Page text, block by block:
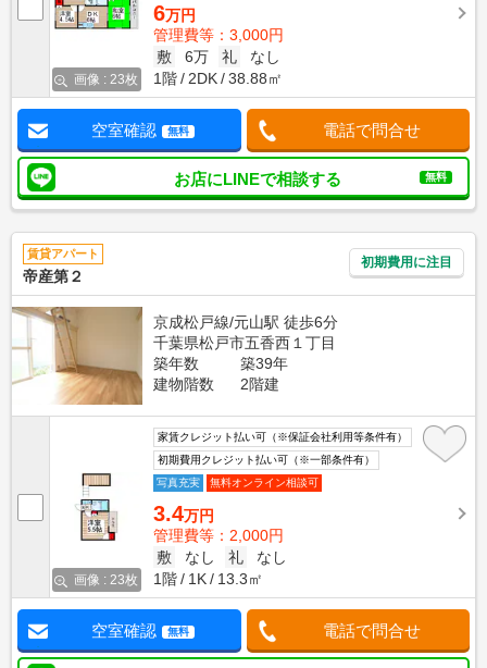
画像 : 23枚
6万円
管理費等：3,000円
敷
6万 礼
なし
1階
2DK 38.88㎡
空室確認 無料 電話で問合せ
お店にLINEで相談する 無料
賃貸アパート
帝産第２
初期費用に注目
京成松戸線/元山駅 徒歩6分
千葉県松戸市五香西１丁目
築年数
築39年
建物階数
2階建
画像 : 23枚
家賃クレジット払い可（※保証会社利用等条件有）
初期費用クレジット払い可（※一部条件有）
写真充実
無料オンライン相談可
3.4万円
管理費等：2,000円
敷
なし 礼
なし
1階
1K 13.3㎡
空室確認 無料 電話で問合せ